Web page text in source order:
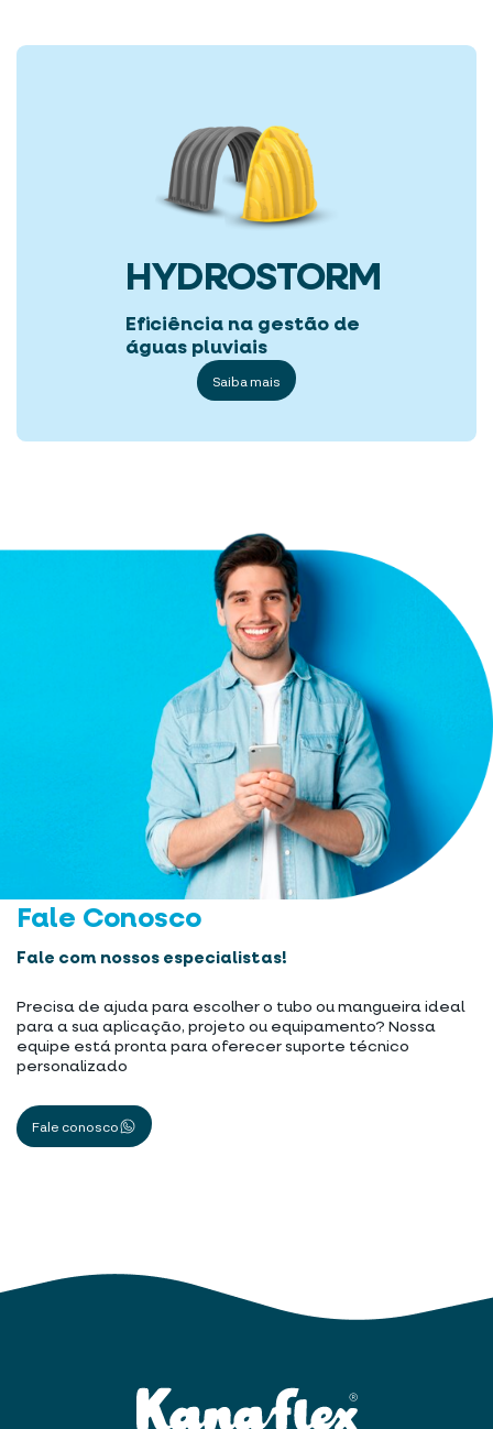
HYDROSTORM
Eficiência na gestão de
águas pluviais
Saiba mais
Fale Conosco
Fale com nossos especialistas!
Precisa de ajuda para escolher o tubo ou mangueira ideal
para a sua aplicação, projeto ou equipamento? Nossa
equipe está pronta para oferecer suporte técnico
personalizado
Fale conosco